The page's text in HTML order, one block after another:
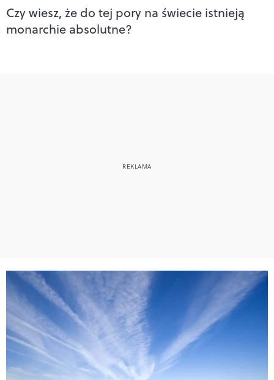
Czy wiesz, że do tej pory na świecie istnieją
monarchie absolutne?